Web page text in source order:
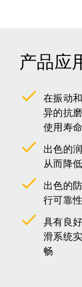
产品应
在振动
异的抗
使用寿命
出色的
从而降
出色的
行可靠性
具有良
滑系统
畅